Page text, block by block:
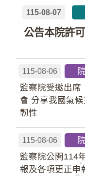
115-08-07
115-08-06
監察院受邀出席
會 分享我國氣
韌性
115-08-06
監察院公開114
報及各項更正申